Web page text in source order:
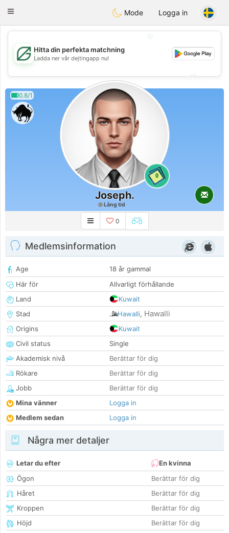
GulfDating
Toggle
Mode Logga in
💖
💕
Hitta din perfekta matchning
Ladda ner vår dejtingapp nu!
0.8/1
0
Joseph.
Lång tid
0
Medlemsinformation
Age
18 år gammal
Här för
Allvarligt förhållande
Land
Kuwait
Stad
Hawalli, Hawalli
Origins
Kuwait
Civil status
Single
Akademisk nivå
Berättar för dig
Rökare
Berättar för dig
Jobb
Berättar för dig
Mina vänner
Logga in
Medlem sedan
Logga in
Några mer detaljer
Letar du efter
En kvinna
Ögon
Berättar för dig
Håret
Berättar för dig
Kroppen
Berättar för dig
Höjd
Berättar för dig